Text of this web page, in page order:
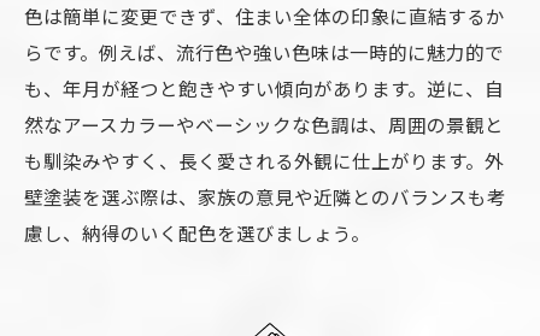
色は簡単に変更できず、住まい全体の印象に直結するか
らです。例えば、流行色や強い色味は一時的に魅力的で
も、年月が経つと飽きやすい傾向があります。逆に、自
然なアースカラーやベーシックな色調は、周囲の景観と
も馴染みやすく、長く愛される外観に仕上がります。外
壁塗装を選ぶ際は、家族の意見や近隣とのバランスも考
慮し、納得のいく配色を選びましょう。